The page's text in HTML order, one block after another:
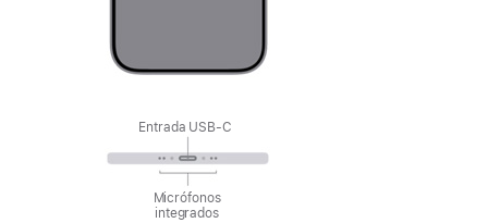
Entrada USB‑C
Micrófonos
integrados